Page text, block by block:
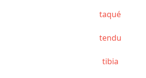
taqué
tendu
tibia